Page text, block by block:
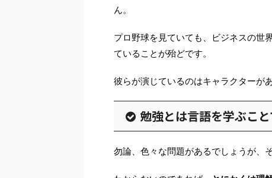
ん。
プロ野球を見ていても、ビジネスの世
ていることが殆どです。
彼らが演じているのはキャラクターが
勉強とは言語を学ぶこと
勿論、色々な問題があるでしょうが、